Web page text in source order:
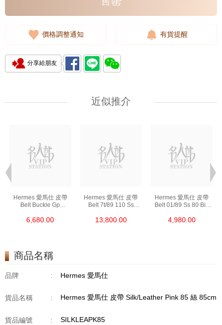
價格調整通知 有貨提醒
分享給朋友
近似推介
Hermes 愛馬仕 皮帶
Belt Buckle Gp
(皮帶扣須連皮帶購買)
6,680.00
Hermes 愛馬仕 皮帶
Belt 7t/89 110 Ss
110cm
13,800.00
Hermes 愛馬仕 皮帶
Belt 01/89 Ss 80 Big
4,980.00
商品名稱
品牌 : Hermes 愛馬仕
貨品名稱 : Hermes 愛馬仕 皮帶 Silk/Leather Pink 85 絲 85cm
貨品編號 : SILKLEAPK85